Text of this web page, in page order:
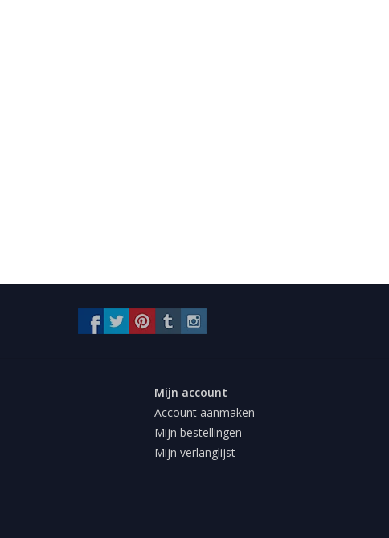
Mijn account
Account aanmaken
Mijn bestellingen
Mijn verlanglijst